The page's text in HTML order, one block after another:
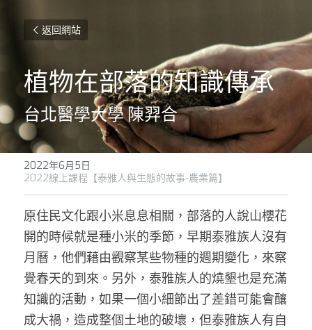
返回網站
植物在部落的知識傳承
台北醫學大學 陳羿合
2022年6月5日 ·
2022線上課程【泰雅人與生態的故事-農業篇】
原住民文化跟小米息息相關，部落的人說山櫻花
開的時候就是種小米的季節，早期泰雅族人沒有
月曆，他們藉由觀察某些物種的週期變化，來察
覺春天的到來。另外，泰雅族人的燒墾也是充滿
知識的活動，如果一個小細節出了差錯可能會釀
成大禍，造成整個土地的破壞，但泰雅族人有自